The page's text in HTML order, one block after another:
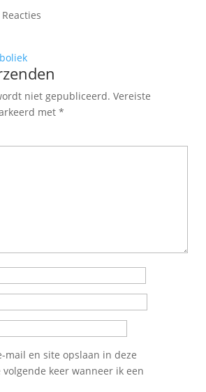
niet gepubliceerd. Vereiste
met *
mail en site opslaan in deze
keer wanneer ik een